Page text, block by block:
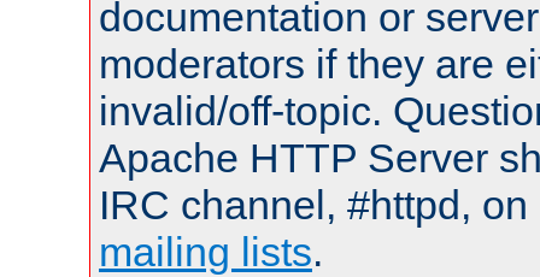
documentation or
moderators if they are
invalid/off-topic.
Apache HTTP Server
IRC channel, #httpd,
mailing lists.